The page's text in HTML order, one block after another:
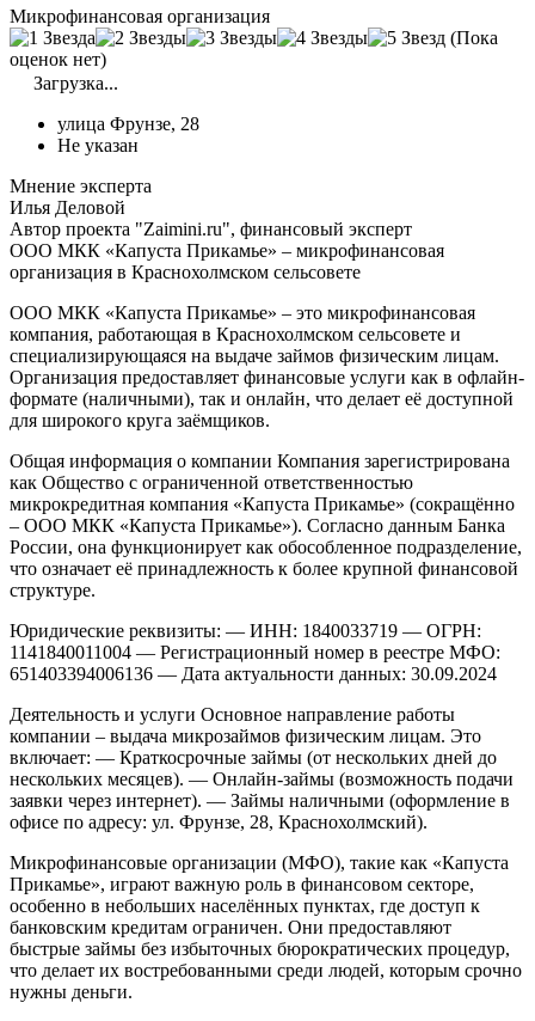
Микрофинансовая организация
(Пока
оценок нет)
Загрузка...
улица Фрунзе, 28
Не указан
Мнение эксперта
Илья Деловой
Автор проекта "Zaimini.ru", финансовый эксперт
ООО МКК «Капуста Прикамье» – микрофинансовая
организация в Краснохолмском сельсовете
ООО МКК «Капуста Прикамье» – это микрофинансовая
компания, работающая в Краснохолмском сельсовете и
специализирующаяся на выдаче займов физическим лицам.
Организация предоставляет финансовые услуги как в офлайн-
формате (наличными), так и онлайн, что делает её доступной
для широкого круга заёмщиков.
Общая информация о компании Компания зарегистрирована
как Общество с ограниченной ответственностью
микрокредитная компания «Капуста Прикамье» (сокращённо
– ООО МКК «Капуста Прикамье»). Согласно данным Банка
России, она функционирует как обособленное подразделение,
что означает её принадлежность к более крупной финансовой
структуре.
Юридические реквизиты: — ИНН: 1840033719 — ОГРН:
1141840011004 — Регистрационный номер в реестре МФО:
651403394006136 — Дата актуальности данных: 30.09.2024
Деятельность и услуги Основное направление работы
компании – выдача микрозаймов физическим лицам. Это
включает: — Краткосрочные займы (от нескольких дней до
нескольких месяцев). — Онлайн-займы (возможность подачи
заявки через интернет). — Займы наличными (оформление в
офисе по адресу: ул. Фрунзе, 28, Краснохолмский).
Микрофинансовые организации (МФО), такие как «Капуста
Прикамье», играют важную роль в финансовом секторе,
особенно в небольших населённых пунктах, где доступ к
банковским кредитам ограничен. Они предоставляют
быстрые займы без избыточных бюрократических процедур,
что делает их востребованными среди людей, которым срочно
нужны деньги.